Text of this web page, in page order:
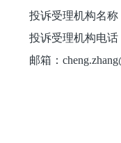
投诉受理机构名
投诉受理机构电话
邮箱：